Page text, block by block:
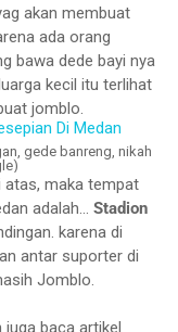
akan membuat
ada orang
bawa dede bayi nya
kecil itu terlihat
jomblo.
gede banreng, nikah
atas, maka tempat
adalah... Stadion
karena di
antar suporter di
Jomblo.
juga baca artikel